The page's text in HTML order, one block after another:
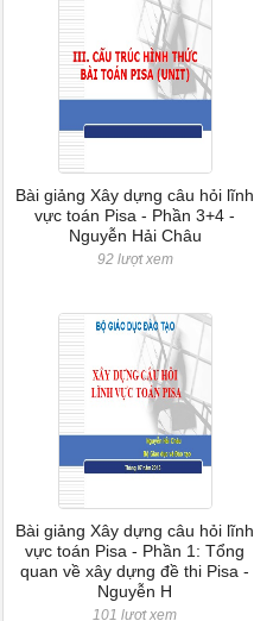
Bài giảng Xây dựng câu hỏi lĩnh
vực toán Pisa - Phần 3+4 -
Nguyễn Hải Châu
92 lượt xem
Bài giảng Xây dựng câu hỏi lĩnh
vực toán Pisa - Phần 1: Tổng
quan về xây dựng đề thi Pisa -
Nguyễn H
101 lượt xem